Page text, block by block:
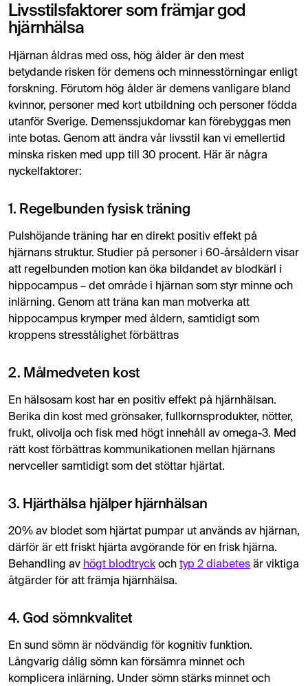
Livsstilsfaktorer som främjar god
hjärnhälsa
Hjärnan åldras med oss, hög ålder är den mest
betydande risken för demens och minnesstörningar enligt
forskning. Förutom hög ålder är demens vanligare bland
kvinnor, personer med kort utbildning och personer födda
utanför Sverige. Demenssjukdomar kan förebyggas men
inte botas. Genom att ändra vår livsstil kan vi emellertid
minska risken med upp till 30 procent. Här är några
nyckelfaktorer:
1. Regelbunden fysisk träning
Pulshöjande träning har en direkt positiv effekt på
hjärnans struktur. Studier på personer i 60-årsåldern visar
att regelbunden motion kan öka bildandet av blodkärl i
hippocampus – det område i hjärnan som styr minne och
inlärning. Genom att träna kan man motverka att
hippocampus krymper med åldern, samtidigt som
kroppens stresstålighet förbättras
2. Målmedveten kost
En hälsosam kost har en positiv effekt på hjärnhälsan.
Berika din kost med grönsaker, fullkornsprodukter, nötter,
frukt, olivolja och fisk med högt innehåll av omega-3. Med
rätt kost förbättras kommunikationen mellan hjärnans
nervceller samtidigt som det stöttar hjärtat.
3. Hjärthälsa hjälper hjärnhälsan
20% av blodet som hjärtat pumpar ut används av hjärnan,
därför är ett friskt hjärta avgörande för en frisk hjärna.
Behandling av högt blodtryck och typ 2 diabetes är viktiga
åtgärder för att främja hjärnhälsa.
4. God sömnkvalitet
En sund sömn är nödvändig för kognitiv funktion.
Långvarig dålig sömn kan försämra minnet och
komplicera inlärning. Under sömn stärks minnet och